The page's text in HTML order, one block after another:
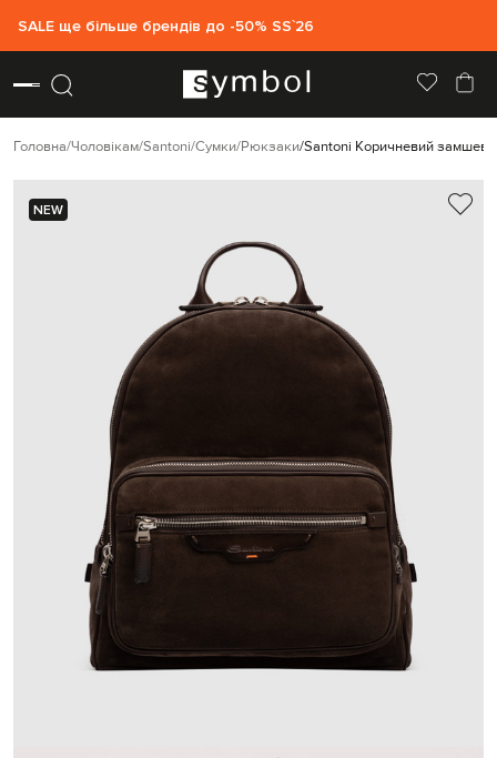
SALE ще більше брендів до -50% SS`26
Головна Чоловікам Santoni Сумки Рюкзаки Santoni Коричневий
NEW